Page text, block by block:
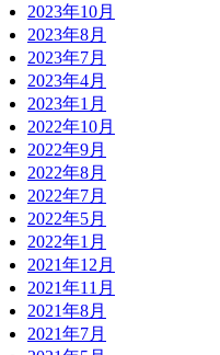
2023年10月
2023年8月
2023年7月
2023年4月
2023年1月
2022年10月
2022年9月
2022年8月
2022年7月
2022年5月
2022年1月
2021年12月
2021年11月
2021年8月
2021年7月